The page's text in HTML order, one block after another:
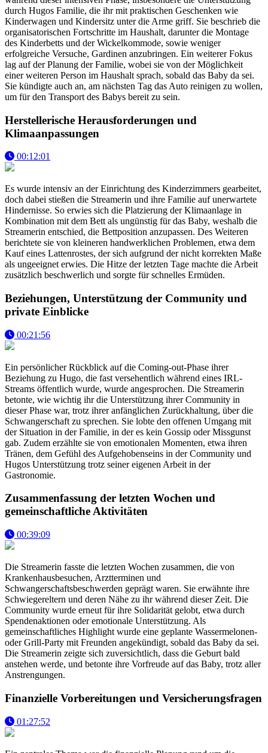
durch Hugos Familie, die ihr mit praktischen Geschenken wie
Kinderwagen und Kindersitz unter die Arme griff. Sie beschrieb die
organisatorischen Fortschritte im Haushalt, darunter die Montage
des Kinderbetts und der Wickelkommode, sowie weniger
erfolgreiche Versuche, Gardinen anzubringen. Ein weiterer Fokus
lag auf der Planung der Familie, wobei sie von der Möglichkeit
einer weiteren Person im Haushalt sprach, sobald das Baby da sei.
Sie kündigte auch an, am nächsten Tag das Auto reinigen zu wollen,
um für den Transport des Babys bereit zu sein.
Herstellerische Herausforderungen und
Klimaanpassungen
00:12:01
Es wurde intensiv an der Einrichtung des Kinderzimmers gearbeitet,
doch dabei stießen die Streamerin und ihre Familie auf unerwartete
Hindernisse. So erwies sich die Platzierung der Klimaanlage in
Kombination mit dem Bett als ungünstig für das Baby, weshalb die
Streamerin entschied, die Bettposition anzupassen. Des Weiteren
berichtete sie von kleineren handwerklichen Problemen, etwa dem
Kauf eines Lattenrostes, der sich aufgrund der nicht korrekten Maße
als ungeeignet erwies. Die Hitze der letzten Tage machte die Arbeit
zusätzlich beschwerlich und sorgte für schnelles Ermüden.
Beziehungen, Unterstützung der Community und
private Einblicke
00:21:56
Ein persönlicher Rückblick auf die Coming-out-Phase ihrer
Beziehung zu Hugo, die fast versehentlich während eines IRL-
Streams öffentlich wurde, wurde angesprochen. Die Streamerin
betonte, wie wichtig ihr die Unterstützung ihrer Community in
dieser Phase war, trotz ihrer anfänglichen Zurückhaltung, über die
Schwangerschaft zu sprechen. Sie lobte den offenen Umgang mit
der Situation in der Familie, in der es kein Gossip oder Missgunst
gab. Zudem erzählte sie von emotionalen Momenten, etwa ihren
Tränen, dem Gefühl des Aufgehobenseins in der Community und
Hugos Unterstützung trotz seiner eigenen Arbeit in der
Gastronomie.
Zusammenfassung der letzten Wochen und
gemeinschaftliche Aktivitäten
00:39:09
Die Streamerin fasste die letzten Wochen zusammen, die von
Krankenhausbesuchen, Arztterminen und
Schwangerschaftsbeschwerden geprägt waren. Sie erwähnte ihre
Schwiegereltern und deren Nähe zu ihr während dieser Zeit. Die
Community wurde erneut für ihre Solidarität gelobt, etwa durch
Spendenaktionen oder emotionale Unterstützung. Als
gemeinschaftliches Highlight wurde eine geplante Wassermelonen-
oder Grill-Party mit Freunden angekündigt, sobald das Baby da sei.
Die Streamerin zeigte sich zuversichtlich, dass die Geburt bald
anstehen werde, und betonte ihre Vorfreude auf das Baby, trotz aller
Anstrengungen.
Finanzielle Vorbereitungen und Versicherungsfragen
01:27:52